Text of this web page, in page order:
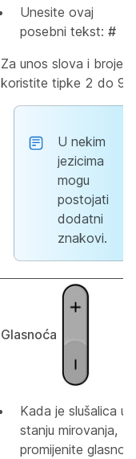
Unesite ovaj
posebni tekst: #
Za unos slova i
koristite tipke 2 do 9.
U nekim
jezicima
mogu
postojati
dodatni
znakovi.
Glasnoća
Kada je slušalica u
stanju mirovanja,
promijenite